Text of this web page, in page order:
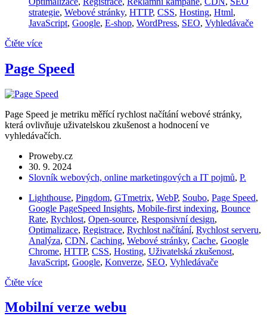
strategie, Webové stránky, HTTP, CSS, Hosting, Html,
JavaScript, Google, E-shop, WordPress, SEO, Vyhledávače
Čtěte více
Page Speed
Page Speed je metriku měřící rychlost načítání webové stránky,
která ovlivňuje uživatelskou zkušenost a hodnocení ve
vyhledávačích.
Proweby.cz
30. 9. 2024
Slovník webových, online marketingových a IT pojmů, P.
Lighthouse, Pingdom, GTmetrix, WebP, Soubo, Page Speed,
Google PageSpeed Insights, Mobile-first indexing, Bounce
Rate, Rychlost, Open-source, Responsivní design,
Optimalizace, Registrace, Rychlost načítání, Rychlost serveru,
Analýza, CDN, Caching, Webové stránky, Cache, Google
Chrome, HTTP, CSS, Hosting, Uživatelská zkušenost,
JavaScript, Google, Konverze, SEO, Vyhledávače
Čtěte více
Mobilní verze webu